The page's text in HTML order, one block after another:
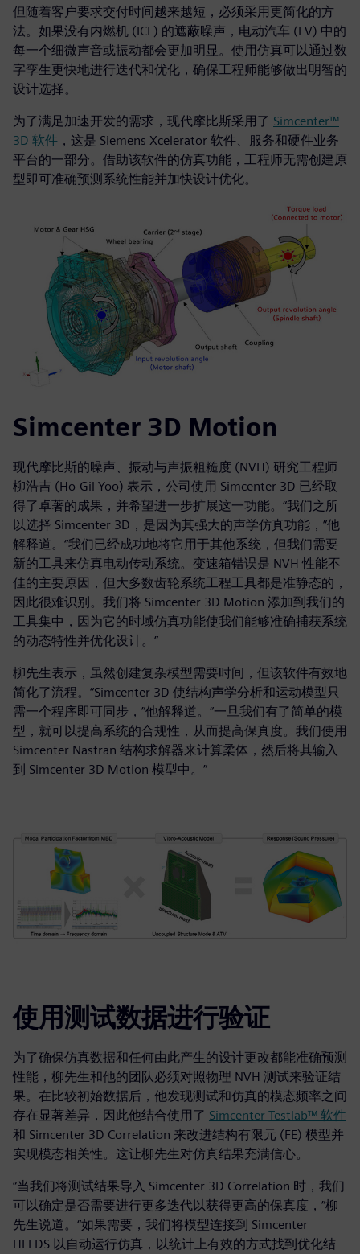
但随着客户要求交付时间越来越短，必须采用更简化的方
法。如果没有内燃机 (ICE) 的遮蔽噪声，电动汽车 (EV) 中的
每一个细微声音或振动都会更加明显。使用仿真可以通过数
字孪生更快地进行迭代和优化，确保工程师能够做出明智的
设计选择。
为了满足加速开发的需求，现代摩比斯采用了 Simcenter™
3D 软件 ，这是 Siemens Xcelerator 软件、服务和硬件业务
平台的一部分。借助该软件的仿真功能，工程师无需创建原
型即可准确预测系统性能并加快设计优化。
Simcenter 3D Motion
现代摩比斯的噪声、振动与声振粗糙度 (NVH) 研究工程师
柳浩吉 (Ho-Gil Yoo) 表示，公司使用 Simcenter 3D 已经取
得了卓著的成果，并希望进一步扩展这一功能。“我们之所
以选择 Simcenter 3D，是因为其强大的声学仿真功能，”他
解释道。“我们已经成功地将它用于其他系统，但我们需要
新的工具来仿真电动传动系统。变速箱错误是 NVH 性能不
佳的主要原因，但大多数齿轮系统工程工具都是准静态的，
因此很难识别。我们将 Simcenter 3D Motion 添加到我们的
工具集中，因为它的时域仿真功能使我们能够准确捕获系统
的动态特性并优化设计。”
柳先生表示，虽然创建复杂模型需要时间，但该软件有效地
简化了流程。“Simcenter 3D 使结构声学分析和运动模型只
需一个程序即可同步，”他解释道。“一旦我们有了简单的模
型，就可以提高系统的合规性，从而提高保真度。我们使用
Simcenter Nastran 结构求解器来计算柔体，然后将其输入
到 Simcenter 3D Motion 模型中。”
使用测试数据进行验证
为了确保仿真数据和任何由此产生的设计更改都能准确预测
性能，柳先生和他的团队必须对照物理 NVH 测试来验证结
果。在比较初始数据后，他发现测试和仿真的模态频率之间
存在显著差异，因此他结合使用了 Simcenter Testlab™ 软件
和 Simcenter 3D Correlation 来改进结构有限元 (FE) 模型并
实现模态相关性。这让柳先生对仿真结果充满信心。
“当我们将测试结果导入 Simcenter 3D Correlation 时，我们
可以确定是否需要进行更多迭代以获得更高的保真度，”柳
先生说道。“如果需要，我们将模型连接到 Simcenter
HEEDS 以自动运行仿真，以统计上有效的方式找到优化结